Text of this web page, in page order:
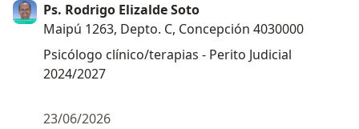
Ps. Rodrigo Elizalde Soto
Maipú 1263, Depto. C, Concepción 4030000
Psicólogo clínico/terapias - Perito Judicial
2024/2027
23/06/2026